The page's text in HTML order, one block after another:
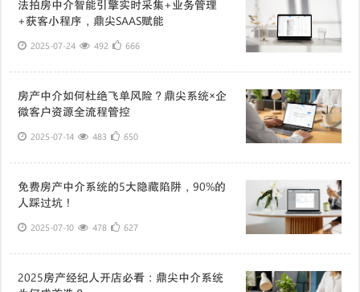
法拍房中介智能引擎实时采集+业务管理
+获客小程序，鼎尖SAAS赋能
2025-07-24 492 666
房产中介如何杜绝飞单风险？鼎尖系统×企
微客户资源全流程管控
2025-07-14 483 650
免费房产中介系统的5大隐藏陷阱，90%的
人踩过坑！
2025-07-10 478 627
2025房产经纪人开店必看：鼎尖中介系统